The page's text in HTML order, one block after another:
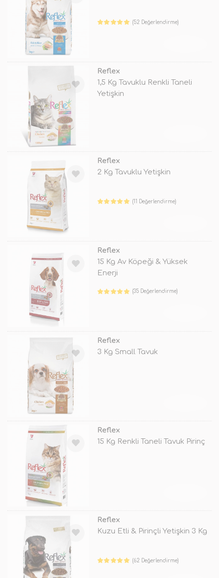
(52 Değerlendirme)
Reflex
1,5 Kg Tavuklu Renkli Taneli
Yetişkin
Reflex
2 Kg Tavuklu Yetişkin
(11 Değerlendirme)
Reflex
15 Kg Av Köpeği & Yüksek
Enerji
(35 Değerlendirme)
Reflex
3 Kg Small Tavuk
Reflex
15 Kg Renkli Taneli Tavuk Pirinç
Reflex
Kuzu Etli & Pirinçli Yetişkin 3 Kg
(62 Değerlendirme)